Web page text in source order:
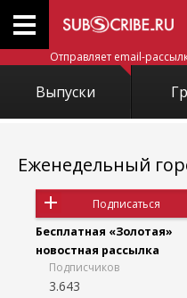
Отправляет email-
Выпуски
Еженедельный
Подписаться
Бесплатная «Золотая»
новостная рассылка
Подписчиков
3.643